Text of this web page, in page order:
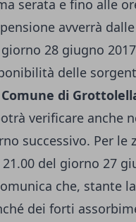
serata e fino alle
avverrà
28 giugno
delle
Comune di
verificare anche
successivo. Per le
21.00 del giorno 27
che, stante
dei forti